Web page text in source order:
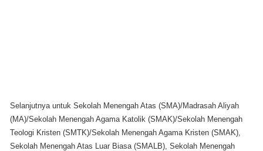
Selanjutnya untuk Sekolah Menengah Atas (SMA)/Madrasah Aliyah
(MA)/Sekolah Menengah Agama Katolik (SMAK)/Sekolah Menengah
Teologi Kristen (SMTK)/Sekolah Menengah Agama Kristen (SMAK),
Sekolah Menengah Atas Luar Biasa (SMALB), Sekolah Menengah